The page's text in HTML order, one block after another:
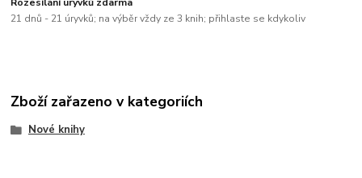
Rozesílání úryvků zdarma
21 dnů - 21 úryvků; na výběr vždy ze 3 knih; přihlaste se kdykoliv
Zboží zařazeno v kategoriích
Nové knihy